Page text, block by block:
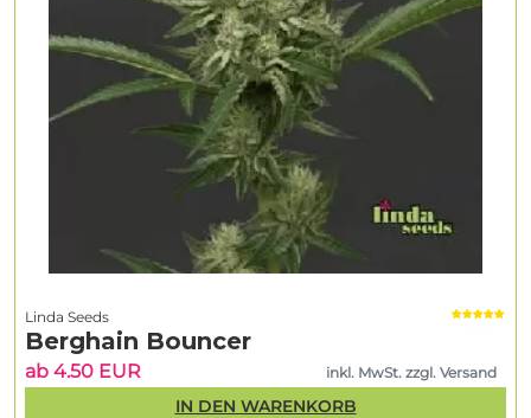
Linda Seeds
Berghain Bouncer
ab 4.50 EUR inkl. MwSt. zzgl. Versand
IN DEN WARENKORB